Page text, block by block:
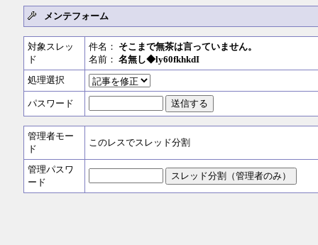
メンテフォーム
対象スレッ
ド
件名： そこまで無茶は言っていません。
名前： 名無し◆ly60fkhkdI
処理選択
パスワード
管理者モー
ド
このレスでスレッド分割
管理パスワ
ード